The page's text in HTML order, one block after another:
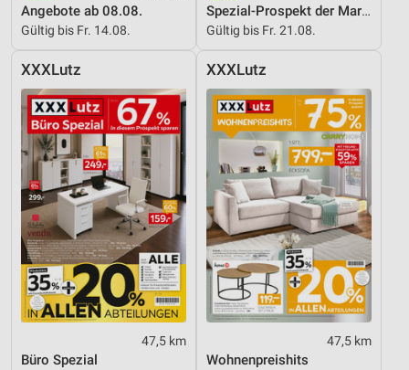
Angebote ab 08.08.
Gültig bis Fr. 14.08.
Spezial-Prospekt der Marken
Gültig bis Fr. 21.08.
XXXLutz
47,5 km
Büro Spezial
XXXLutz
47,5 km
Wohnenpreishits